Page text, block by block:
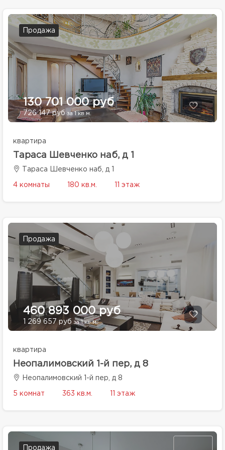
Продажа
130 701 000 руб
726 147 рубза 1 кв.м.
квартира
Тараса Шевченко наб, д 1
Тараса Шевченко наб, д 1
4 комнаты 180 кв.м. 11 этаж
Продажа
460 893 000 руб
1 269 657 руб за 1 кв.м.
квартира
Неопалимовский 1-й пер, д 8
Неопалимовский 1-й пер, д 8
5 комнат 363 кв.м. 11 этаж
Продажа